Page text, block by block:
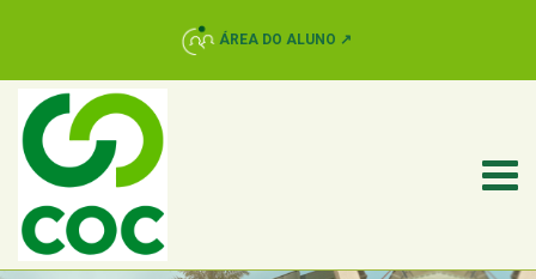
ÁREA DO ALUNO ↗